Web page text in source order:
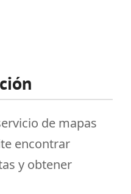
de mapas
encontrar
y obtener